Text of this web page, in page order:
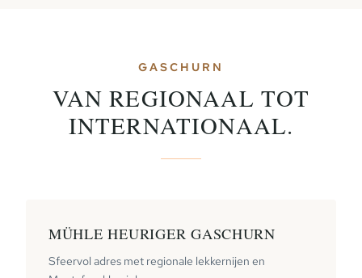
GASCHURN
VAN REGIONAAL TOT
INTERNATIONAAL.
MÜHLE HEURIGER GASCHURN
Sfeervol adres met regionale lekkernijen en